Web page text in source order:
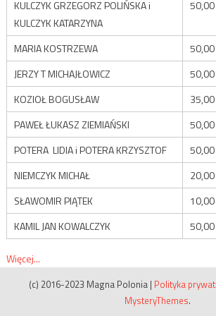
KULCZYK GRZEGORZ POLIŃSKA i
KULCZYK KATARZYNA
50,00
MARIA KOSTRZEWA
50,00
JERZY T MICHAJŁOWICZ
50,00
KOZIOŁ BOGUSŁAW
35,00
PAWEŁ ŁUKASZ ZIEMIAŃSKI
50,00
POTERA LIDIA i POTERA KRZYSZTOF
50,00
NIEMCZYK MICHAŁ
20,00
SŁAWOMIR PIĄTEK
10,00
KAMIL JAN KOWALCZYK
50,00
Więcej...
(c) 2016-2023 Magna Polonia | Polityka
MysteryThemes.